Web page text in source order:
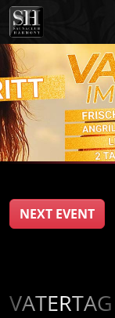
NEXT EVENT
VATERTAG